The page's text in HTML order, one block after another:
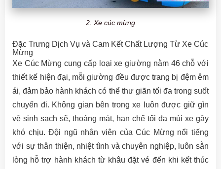
2. Xe cúc mừng
Đặc Trưng Dịch Vụ và Cam Kết Chất Lượng Từ Xe Cúc
Mừng
Xe Cúc Mừng cung cấp loại xe giường nằm 46 chỗ với
thiết kế hiện đại, mỗi giường đều được trang bị đệm êm
ái, đảm bảo hành khách có thể thư giãn tối đa trong suốt
chuyến đi. Không gian bên trong xe luôn được giữ gìn
vệ sinh sạch sẽ, thoáng mát, hạn chế tối đa mùi xe gây
khó chịu. Đội ngũ nhân viên của Cúc Mừng nổi tiếng
với sự thân thiện, nhiệt tình và chuyên nghiệp, luôn sẵn
lòng hỗ trợ hành khách từ khâu đặt vé đến khi kết thúc